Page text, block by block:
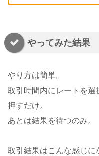
やってみた結果
やり方は簡単。
取引時間内にレートを選
押すだけ。
あとは結果を待つのみ。
取引結果はこんな感じに